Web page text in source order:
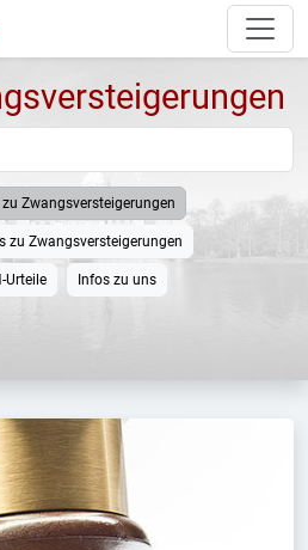
zu Zwangsversteigerungen
zu Zwangsversteigerungen
Urteile Infos zu uns